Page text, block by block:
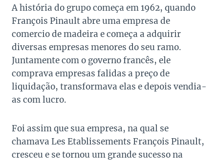
A história do grupo começa em 1962, quando
François Pinault abre uma empresa de
comercio de madeira e começa a adquirir
diversas empresas menores do seu ramo.
Juntamente com o governo francês, ele
comprava empresas falidas a preço de
liquidação, transformava elas e depois vendia-
as com lucro.
Foi assim que sua empresa, na qual se
chamava Les Etablissements François Pinault,
cresceu e se tornou um grande sucesso na